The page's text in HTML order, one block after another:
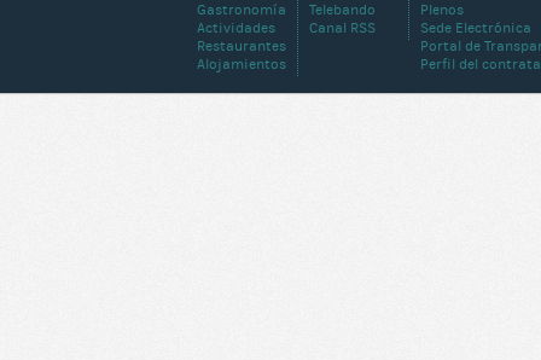
Plenos
Sede Electrónica
Portal de
Perfil del
Telebando
Canal RSS
Gastronomía
Actividades
Restaurantes
Alojamientos